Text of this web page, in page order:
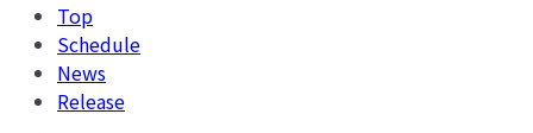
Top
Schedule
News
Release